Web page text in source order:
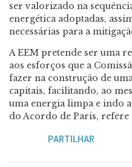
ser valorizado na
energética adoptadas,
necessárias para a
A EEM pretende ser uma
aos esforços que a
fazer na construção de
capitais, facilitando, ao
uma energia limpa e indo
do Acordo de Paris,
PARTILHAR